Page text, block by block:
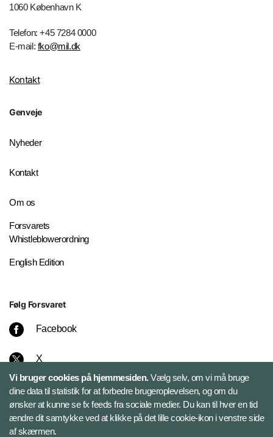
1060 København K
Telefon: +45 7284 0000
E-mail: fko@mil.dk
Kontakt
Genveje
Nyheder
Kontakt
Om os
Forsvarets
Whistleblowerordning
English Edition
Følg Forsvaret
Facebook
X
Instagram
Bluesky
Vi bruger cookies på hjemmesiden.Vælg selv, om vi må bruge
dine data til statistik for at forbedre brugeroplevelsen, og om du
ønsker at kunne se fx feeds fra sociale medier. Du kan til hver en tid
ændre dit samtykke ved at klikke på det lille cookie-ikon i venstre side
af skærmen.